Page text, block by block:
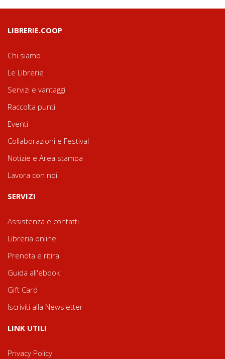
LIBRERIE.COOP
Chi siamo
Le Librerie
Servizi e vantaggi
Raccolta punti
Eventi
Collaborazioni e Festival
Notizie e Area stampa
Lavora con noi
SERVIZI
Assistenza e contatti
Libreria online
Prenota e ritira
Guida all'ebook
Gift Card
Iscriviti alla Newsletter
LINK UTILI
Privacy Policy